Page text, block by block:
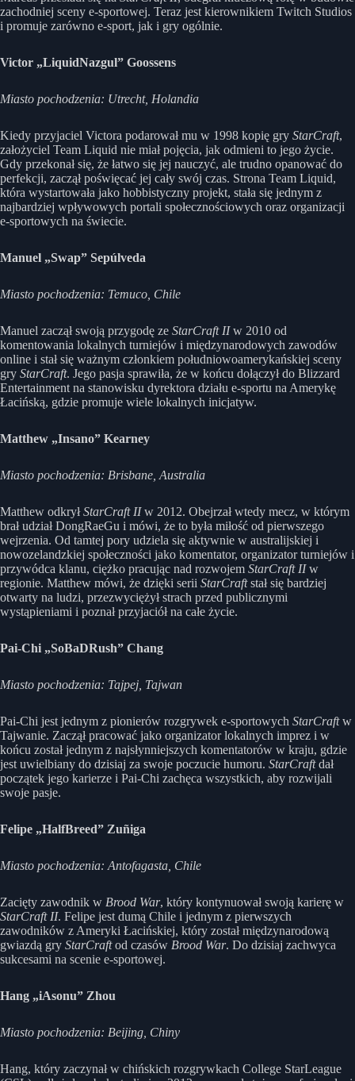
zachodniej sceny e-sportowej. Teraz jest kierownikiem Twitch Studios
i promuje zarówno e-sport, jak i gry ogólnie.
Victor „LiquidNazgul” Goossens
Miasto pochodzenia: Utrecht, Holandia
Kiedy przyjaciel Victora podarował mu w 1998 kopię gry StarCraft,
założyciel Team Liquid nie miał pojęcia, jak odmieni to jego życie.
Gdy przekonał się, że łatwo się jej nauczyć, ale trudno opanować do
perfekcji, zaczął poświęcać jej cały swój czas. Strona Team Liquid,
która wystartowała jako hobbistyczny projekt, stała się jednym z
najbardziej wpływowych portali społecznościowych oraz organizacji
e-sportowych na świecie.
Manuel „Swap” Sepúlveda
Miasto pochodzenia: Temuco, Chile
Manuel zaczął swoją przygodę ze StarCraft IIw 2010 od
komentowania lokalnych turniejów i międzynarodowych zawodów
online i stał się ważnym członkiem południowoamerykańskiej sceny
gry StarCraft. Jego pasja sprawiła, że w końcu dołączył do Blizzard
Entertainment na stanowisku dyrektora działu e-sportu na Amerykę
Łacińską, gdzie promuje wiele lokalnych inicjatyw.
Matthew „Insano” Kearney
Miasto pochodzenia: Brisbane, Australia
Matthew odkryłStarCraft IIw 2012. Obejrzał wtedy mecz, w którym
brał udział DongRaeGu i mówi, że to była miłość od pierwszego
wejrzenia. Od tamtej pory udziela się aktywnie w australijskiej i
nowozelandzkiej społeczności jako komentator, organizator turniejów i
przywódca klanu, ciężko pracując nad rozwojem StarCraft IIw
regionie. Matthew mówi, że dzięki serii StarCraftstał się bardziej
otwarty na ludzi, przezwyciężył strach przed publicznymi
wystąpieniami i poznał przyjaciół na całe życie.
Pai-Chi „SoBaDRush” Chang
Miasto pochodzenia: Tajpej, Tajwan
Pai-Chi jest jednym z pionierów rozgrywek e-sportowych StarCraftw
Tajwanie. Zaczął pracować jako organizator lokalnych imprez i w
końcu został jednym z najsłynniejszych komentatorów w kraju, gdzie
jest uwielbiany do dzisiaj za swoje poczucie humoru. StarCraftdał
początek jego karierze i Pai-Chi zachęca wszystkich, aby rozwijali
swoje pasje.
Felipe „HalfBreed” Zuñiga
Miasto pochodzenia: Antofagasta, Chile
Zacięty zawodnik w Brood War, który kontynuował swoją karierę w
StarCraft II. Felipe jest dumą Chile i jednym z pierwszych
zawodników z Ameryki Łacińskiej, który został międzynarodową
gwiazdą gry StarCraftod czasów Brood War. Do dzisiaj zachwyca
sukcesami na scenie e-sportowej.
Hang „iAsonu” Zhou
Miasto pochodzenia: Beijing, Chiny
Hang, który zaczynał w chińskich rozgrywkach College StarLeague